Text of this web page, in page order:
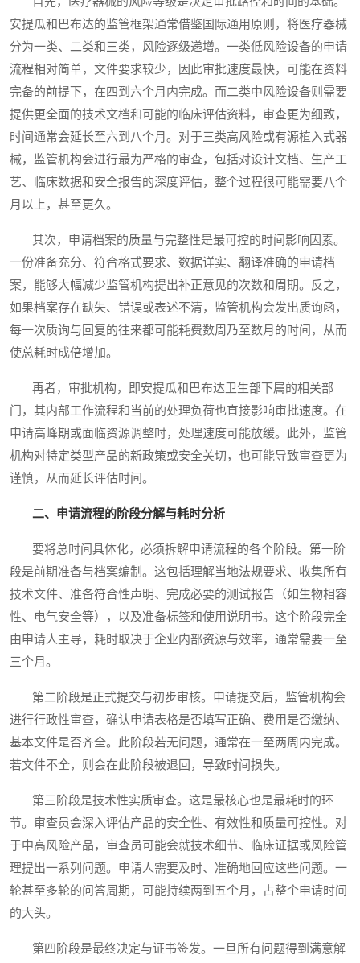
安提瓜和巴布达的监管框架通常借鉴国际通用原则，将医疗器械
分为一类、二类和三类，风险逐级递增。一类低风险设备的申请
流程相对简单，文件要求较少，因此审批速度最快，可能在资料
完备的前提下，在四到六个月内完成。而二类中风险设备则需要
提供更全面的技术文档和可能的临床评估资料，审查更为细致，
时间通常会延长至六到八个月。对于三类高风险或有源植入式器
械，监管机构会进行最为严格的审查，包括对设计文档、生产工
艺、临床数据和安全报告的深度评估，整个过程很可能需要八个
月以上，甚至更久。
其次，申请档案的质量与完整性是最可控的时间影响因素。
一份准备充分、符合格式要求、数据详实、翻译准确的申请档
案，能够大幅减少监管机构提出补正意见的次数和周期。反之，
如果档案存在缺失、错误或表述不清，监管机构会发出质询函，
每一次质询与回复的往来都可能耗费数周乃至数月的时间，从而
使总耗时成倍增加。
再者，审批机构，即安提瓜和巴布达卫生部下属的相关部
门，其内部工作流程和当前的处理负荷也直接影响审批速度。在
申请高峰期或面临资源调整时，处理速度可能放缓。此外，监管
机构对特定类型产品的新政策或安全关切，也可能导致审查更为
谨慎，从而延长评估时间。
二、申请流程的阶段分解与耗时分析
要将总时间具体化，必须拆解申请流程的各个阶段。第一阶
段是前期准备与档案编制。这包括理解当地法规要求、收集所有
技术文件、准备符合性声明、完成必要的测试报告（如生物相容
性、电气安全等），以及准备标签和使用说明书。这个阶段完全
由申请人主导，耗时取决于企业内部资源与效率，通常需要一至
三个月。
第二阶段是正式提交与初步审核。申请提交后，监管机构会
进行行政性审查，确认申请表格是否填写正确、费用是否缴纳、
基本文件是否齐全。此阶段若无问题，通常在一至两周内完成。
若文件不全，则会在此阶段被退回，导致时间损失。
第三阶段是技术性实质审查。这是最核心也是最耗时的环
节。审查员会深入评估产品的安全性、有效性和质量可控性。对
于中高风险产品，审查员可能会就技术细节、临床证据或风险管
理提出一系列问题。申请人需要及时、准确地回应这些问题。一
轮甚至多轮的问答周期，可能持续两到五个月，占整个申请时间
的大头。
第四阶段是最终决定与证书签发。一旦所有问题得到满意解